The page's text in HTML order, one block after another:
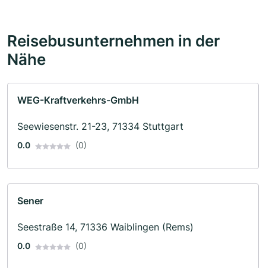
Reisebusunternehmen in der
Nähe
WEG-Kraftverkehrs-GmbH
Seewiesenstr. 21-23, 71334 Stuttgart
0.0 (0)
Sener
Seestraße 14, 71336 Waiblingen (Rems)
0.0 (0)